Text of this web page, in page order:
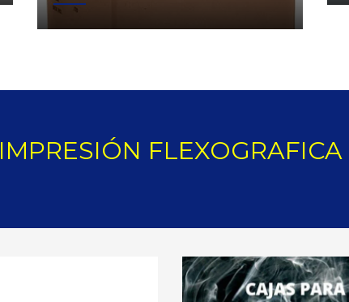
IMPRESIÓN FLEXOGRAFICA